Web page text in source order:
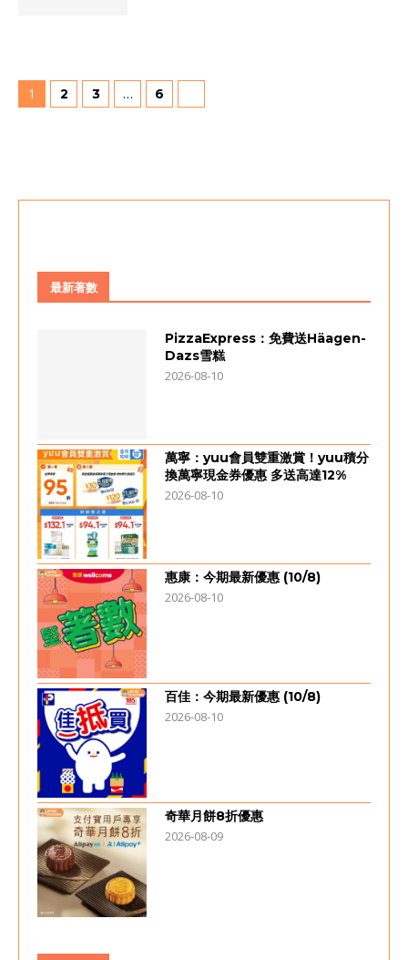
1 2 3 … 6
最新著數
PizzaExpress：免費送Häagen-
Dazs雪糕
2026-08-10
萬寧：yuu會員雙重激賞！yuu積分
換萬寧現金券優惠 多送高達12%
2026-08-10
惠康：今期最新優惠 (10/8)
2026-08-10
百佳：今期最新優惠 (10/8)
2026-08-10
奇華月餅8折優惠
2026-08-09